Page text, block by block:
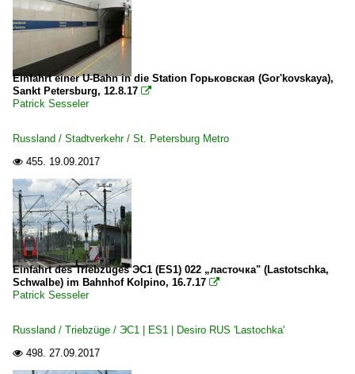
Einfahrt einer U-Bahn in die Station Горьковская (Gor'kovskaya),
Sankt Petersburg, 12.8.17 
Patrick Sesseler
Russland / Stadtverkehr / St. Petersburg Metro
 455. 19.09.2017
Einfahrt des Triebzuges ЭС1 (ES1) 022 „ласточка" (Lastotschka,
Schwalbe) im Bahnhof Kolpino, 16.7.17 
Patrick Sesseler
Russland / Triebzüge / ЭС1 | ES1 | Desiro RUS 'Lastochka'
 498. 27.09.2017